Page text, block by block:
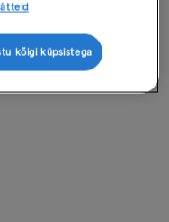
kõigi küpsistega